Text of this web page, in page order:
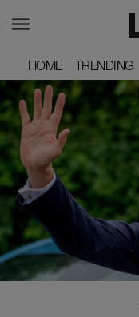
HOME
HOME TRENDING
TRENDING